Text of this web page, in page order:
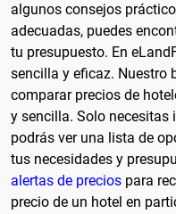
algunos consejos
adecuadas, puedes
tu presupuesto. En
sencilla y eficaz. Nuestro
comparar precios de
y sencilla. Solo necesitas
podrás ver una lista de
tus necesidades y
alertas de precios para
precio de un hotel en